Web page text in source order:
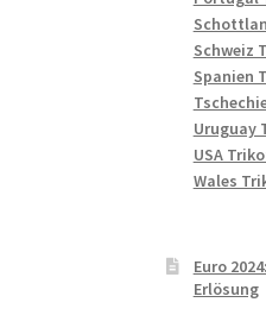
Schweiz
Spanien
Uruguay
USA
Wales
Euro
Erlösung